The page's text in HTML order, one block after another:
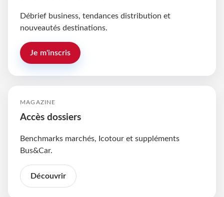
Débrief business, tendances distribution et
nouveautés destinations.
Je m'inscris
MAGAZINE
Accès dossiers
Benchmarks marchés, Icotour et suppléments
Bus&Car.
Découvrir